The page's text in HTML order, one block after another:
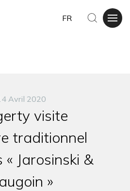
FR
Avril 2020
visite
traditionnel
« Jarosinski &
»